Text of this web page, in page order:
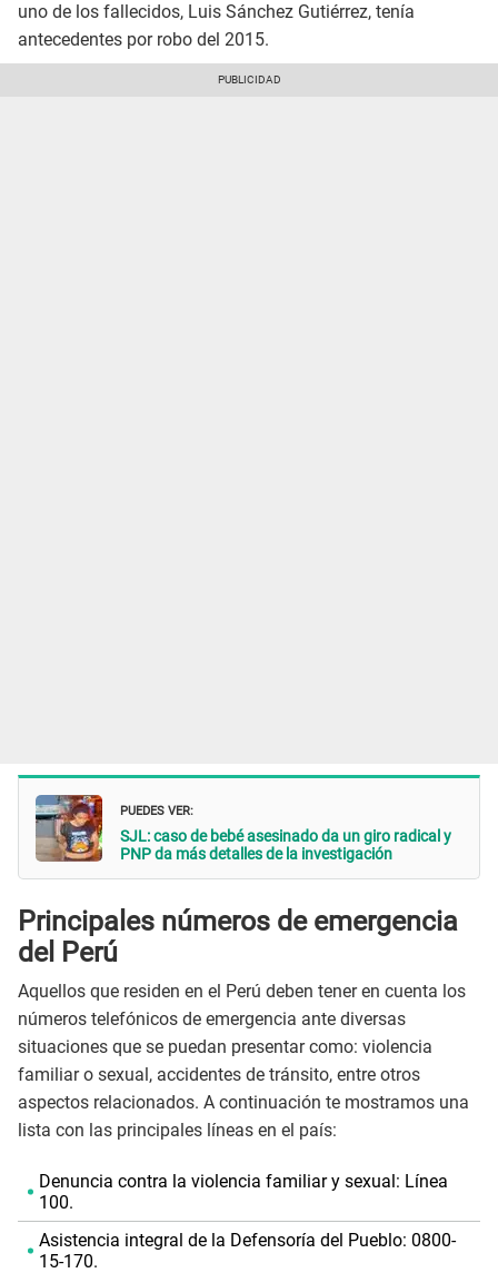
uno de los fallecidos, Luis Sánchez Gutiérrez, tenía
antecedentes por robo del 2015.
PUEDES VER:
SJL: caso de bebé asesinado da un giro radical y
PNP da más detalles de la investigación
Principales números de emergencia
del Perú
Aquellos que residen en el Perú deben tener en cuenta los
números telefónicos de emergencia ante diversas
situaciones que se puedan presentar como: violencia
familiar o sexual, accidentes de tránsito, entre otros
aspectos relacionados. A continuación te mostramos una
lista con las principales líneas en el país:
Denuncia contra la violencia familiar y sexual: Línea
100.
Asistencia integral de la Defensoría del Pueblo: 0800-
15-170.